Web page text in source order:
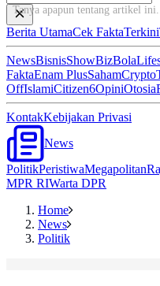
Tanya apapun tentang
Berita UtamaCek FaktaTerkini
NewsBisnisShowBizBola
FaktaEnam PlusSahamCrypto
OffIslamiCitizen6OpiniOtosia
KontakKebijakan Privasi
News
PolitikPeristiwaMegapolitan
MPR RIWarta DPR
Home
News
Politik